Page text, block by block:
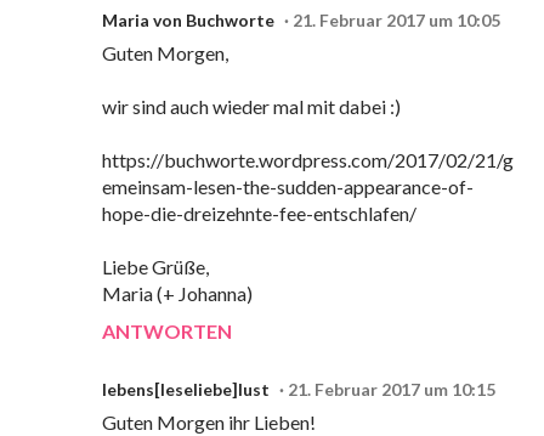
Maria von Buchworte 21. Februar 2017 um 10:05
Guten Morgen,
wir sind auch wieder mal mit dabei :)
https://buchworte.wordpress.com/2017/02/21/g
emeinsam-lesen-the-sudden-appearance-of-
hope-die-dreizehnte-fee-entschlafen/
Liebe Grüße,
Maria (+ Johanna)
ANTWORTEN
lebens[leseliebe]lust 21. Februar 2017 um 10:15
Guten Morgen ihr Lieben!